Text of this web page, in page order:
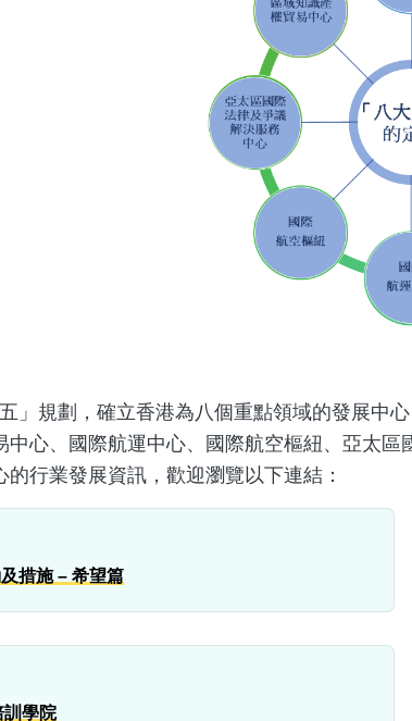
」規劃，確立香港為八個重點領域的發展中
中心、國際航運中心、國際航空樞紐、亞太
行業發展資訊，歡迎瀏覽以下連結：
措施 – 希望篇
訓學院